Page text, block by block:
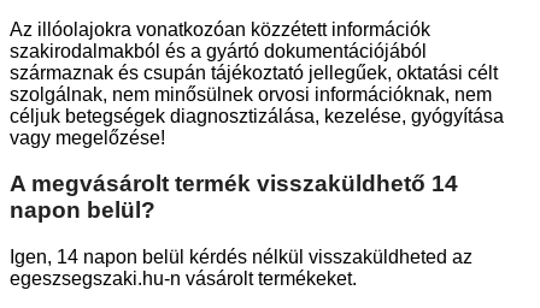
Az illóolajokra vonatkozóan közzétett információk
szakirodalmakból és a gyártó dokumentációjából
származnak és csupán tájékoztató jellegűek, oktatási célt
szolgálnak, nem minősülnek orvosi információknak, nem
céljuk betegségek diagnosztizálása, kezelése, gyógyítása
vagy megelőzése!
A megvásárolt termék visszaküldhető 14
napon belül?
Igen, 14 napon belül kérdés nélkül visszaküldheted az
egeszsegszaki.hu-n vásárolt termékeket.